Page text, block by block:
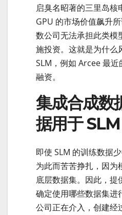
启臭名昭著的三里岛核
GPU 的市场价值飙升
数公司无法承担此类模
施投资。这就是为什么
SLM，例如 Arcee 最
融资。
集成合成数
据用于 SLM
即使 SLM 的训练数据
为此而苦苦挣扎，因为
底层数据集。因此，提
确定使用哪些数据集进
公司正在介入，创建经